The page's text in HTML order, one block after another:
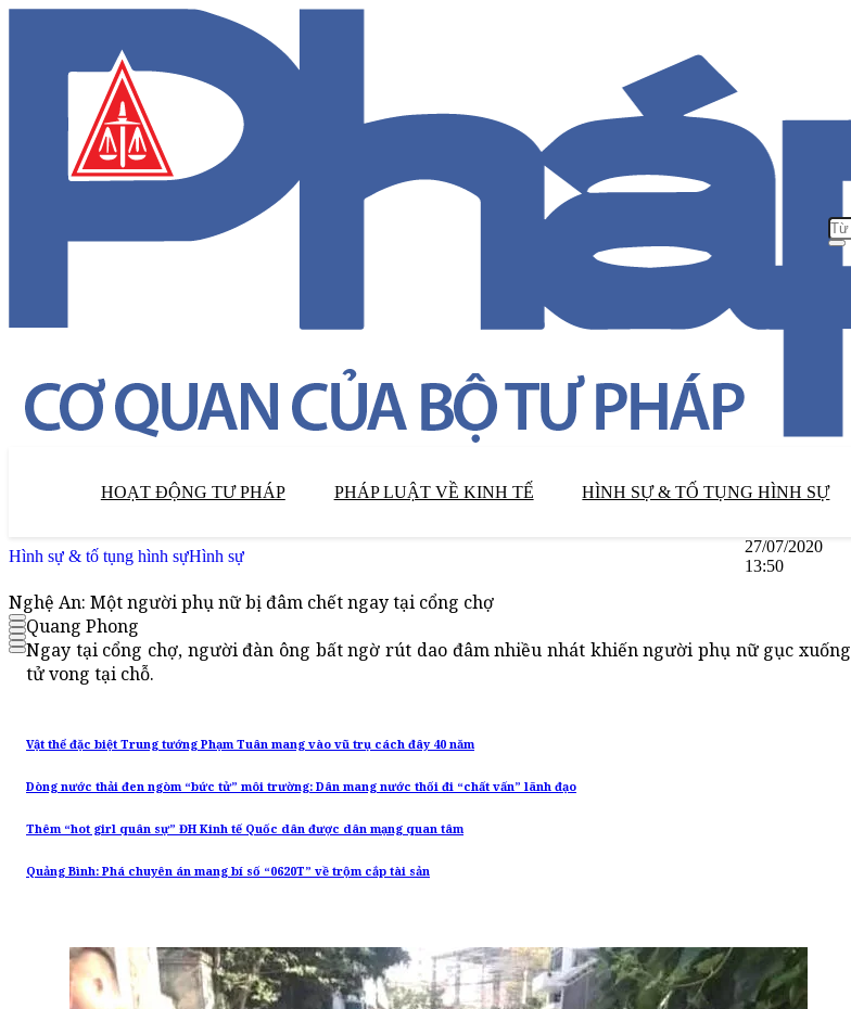
HOẠT ĐỘNG TƯ PHÁP PHÁP LUẬT VỀ KINH TẾ HÌNH SỰ & TỐ TỤNG HÌNH SỰ
Hình sự & tố tụng hình sựHình sự
27/07/2020
13:50
Nghệ An: Một người phụ nữ bị đâm chết ngay tại cổng chợ
Quang Phong
Ngay tại cổng chợ, người đàn ông bất ngờ rút dao đâm nhiều nhát khiến người phụ nữ gục xuống
tử vong tại chỗ.
Vật thể đặc biệt Trung tướng Phạm Tuân mang vào vũ trụ cách đây 40 năm
Dòng nước thải đen ngòm “bức tử” môi trường: Dân mang nước thối đi “chất vấn” lãnh đạo
Thêm “hot girl quân sự” ĐH Kinh tế Quốc dân được dân mạng quan tâm
Quảng Bình: Phá chuyên án mang bí số “0620T” về trộm cắp tài sản